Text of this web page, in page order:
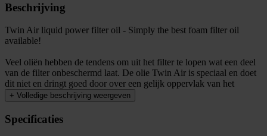
Beschrijving
Twin Air liquid power filter oil - Simply the best foam filter oil
available!
Veel oliën hebben de tendens om uit het filter te lopen wat een deel
van de filter onbeschermd laat. De olie Twin Air is speciaal en doet
dit niet en dringt goed door over een gelijk oppervlak van het
+ Volledige beschrijving weergeven
Specificaties